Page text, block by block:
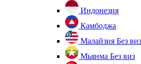
Индонезия
Камбоджа
Малайзия Без виз
Мьянма Без виз